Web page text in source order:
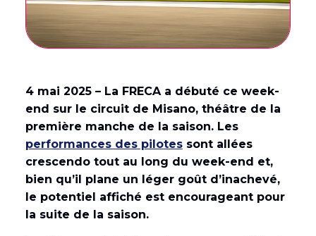
4 mai 2025 – La FRECA a débuté ce week-
end sur le circuit de Misano, théâtre de la
première manche de la saison. Les
performances des pilotessont allées
crescendo tout au long du week-end et,
bien qu’il plane un léger goût d’inachevé,
le potentiel affiché est encourageant pour
la suite de la saison.